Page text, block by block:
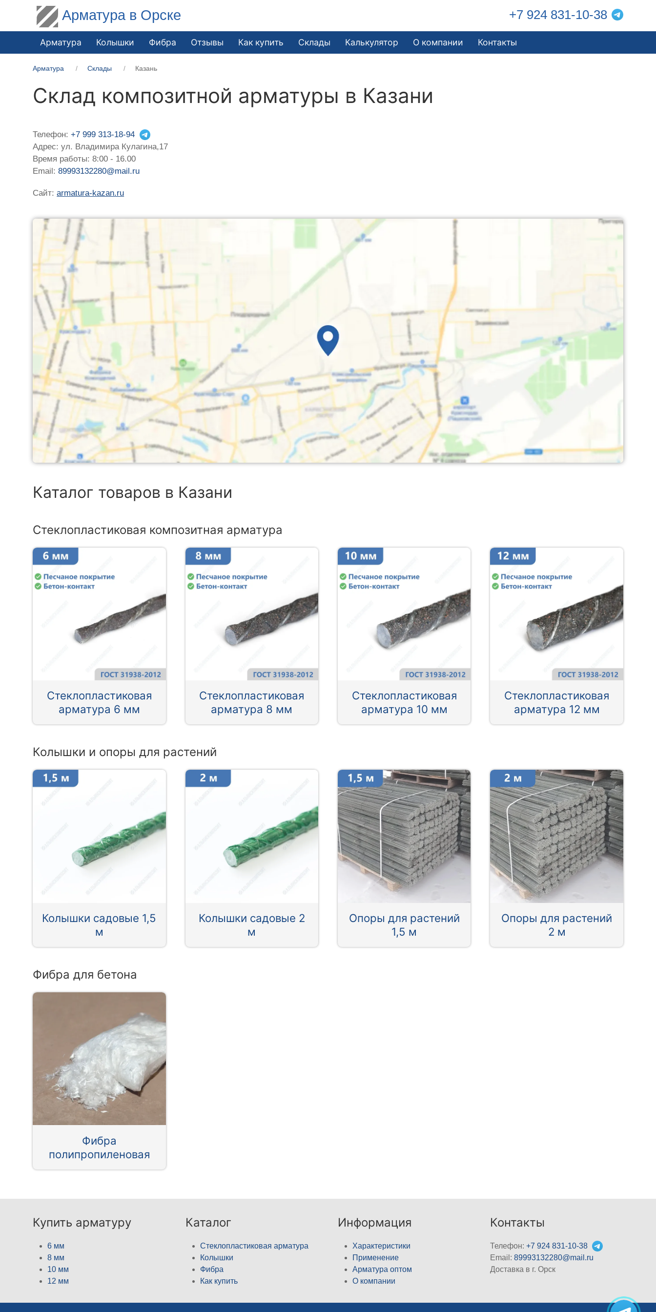
Арматура в Орске +7 924 831-10-38
Арматура Колышки Фибра Отзывы Как купить Склады Калькулятор О компании Контакты
Арматура Склады Казань
Склад композитной арматуры в Казани
Телефон:+7 999 313-18-94
Адрес: ул. Владимира Кулагина,17
Время работы: 8:00 - 16.00
Email:89993132280@mail.ru
Сайт:armatura-kazan.ru
Каталог товаров в Казани
Стеклопластиковая композитная арматура
Стеклопластиковая
арматура 6 мм
Стеклопластиковая
арматура 8 мм
Стеклопластиковая
арматура 10 мм
Стеклопластиковая
арматура 12 мм
Колышки и опоры для растений
Колышки садовые 1,5
м
Колышки садовые 2
м
Опоры для растений
1,5 м
Опоры для растений
2 м
Фибра для бетона
Фибра
полипропиленовая
Купить арматуру
6 мм
8 мм
10 мм
12 мм
Каталог
Стеклопластиковая арматура
Колышки
Фибра
Как купить
Информация
Характеристики
Применение
Арматура оптом
О компании
Контакты
Телефон:+7 924 831-10-38
Email:89993132280@mail.ru
Доставка в г. Орск